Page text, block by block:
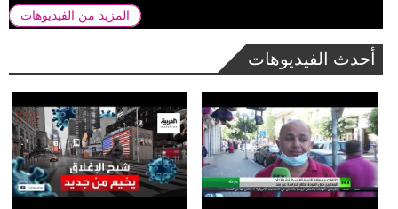
المزيد من الفيديوهات
أحدث الفيديوهات